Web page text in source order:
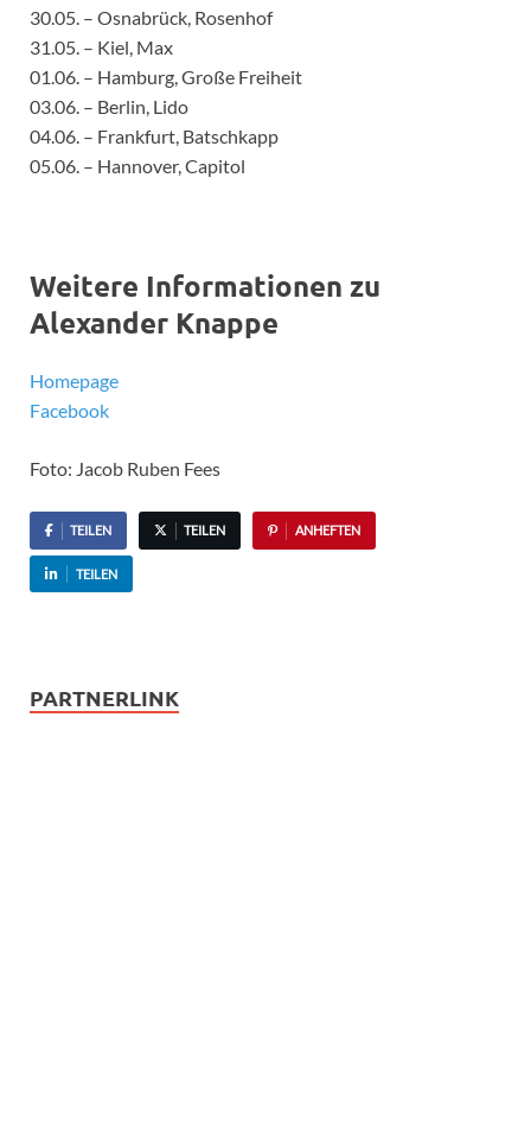
30.05. – Osnabrück, Rosenhof
31.05. – Kiel, Max
01.06. – Hamburg, Große Freiheit
03.06. – Berlin, Lido
04.06. – Frankfurt, Batschkapp
05.06. – Hannover, Capitol
Weitere Informationen zu
Alexander Knappe
Homepage
Facebook
Foto: Jacob Ruben Fees
TEILEN TEILEN ANHEFTEN
TEILEN
PARTNERLINK